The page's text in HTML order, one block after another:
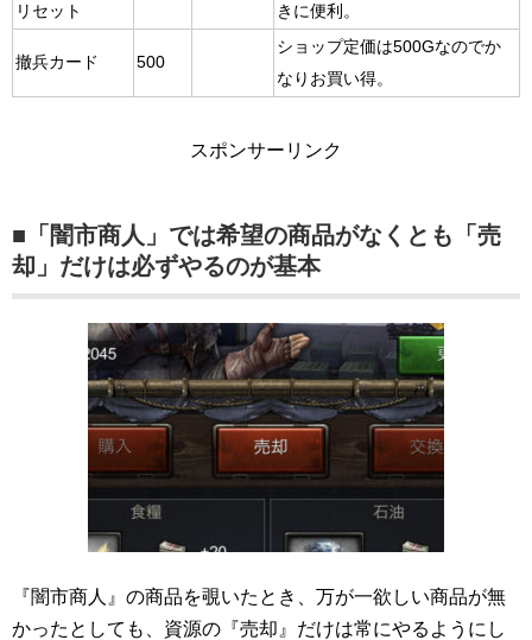
リセット
きに便利。
撤兵カード 500
ショップ定価は500Gなのでか
なりお買い得。
スポンサーリンク
■「闇市商人」では希望の商品がなくとも「売
却」だけは必ずやるのが基本
『闇市商人』の商品を覗いたとき、万が一欲しい商品が無
かったとしても、資源の『売却』だけは常にやるようにし